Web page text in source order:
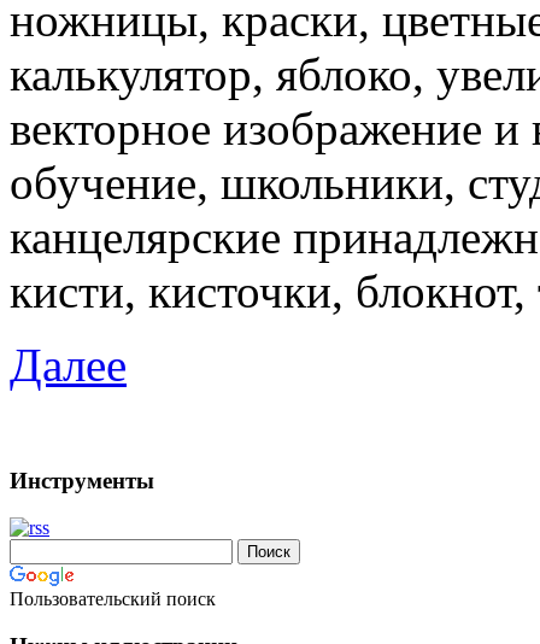
ножницы, краски,
калькулятор, яблоко,
векторное изображение
обучение, школьники,
канцелярские
кисти, кисточки,
Далее
Инструменты
Пользовательский поиск